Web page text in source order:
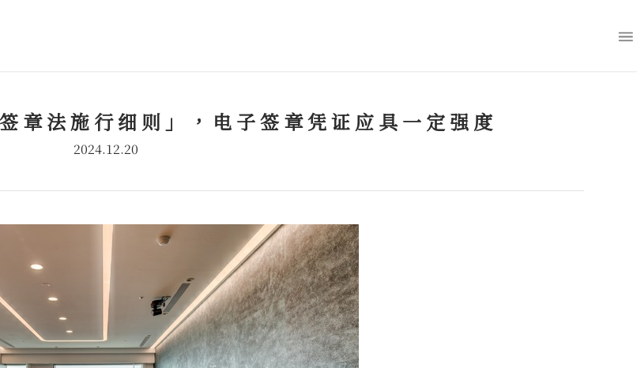
章法施行细则」，电子签章凭证应具一定强度
2024.12.20